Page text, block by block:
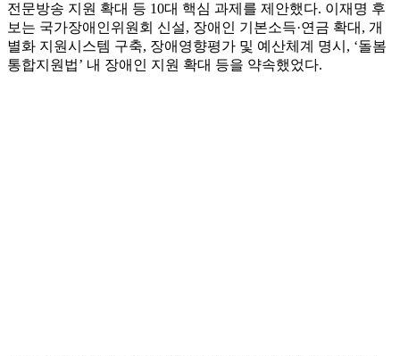
전문방송 지원 확대 등 10대 핵심 과제를 제안했다. 이재명 후
보는 국가장애인위원회 신설, 장애인 기본소득·연금 확대, 개
별화 지원시스템 구축, 장애영향평가 및 예산체계 명시, ‘돌봄
통합지원법’ 내 장애인 지원 확대 등을 약속했었다.